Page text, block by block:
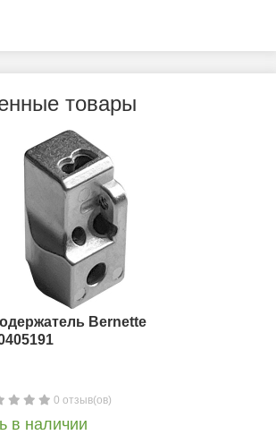
товары
Bernette
0 отзыв(ов)
в наличии